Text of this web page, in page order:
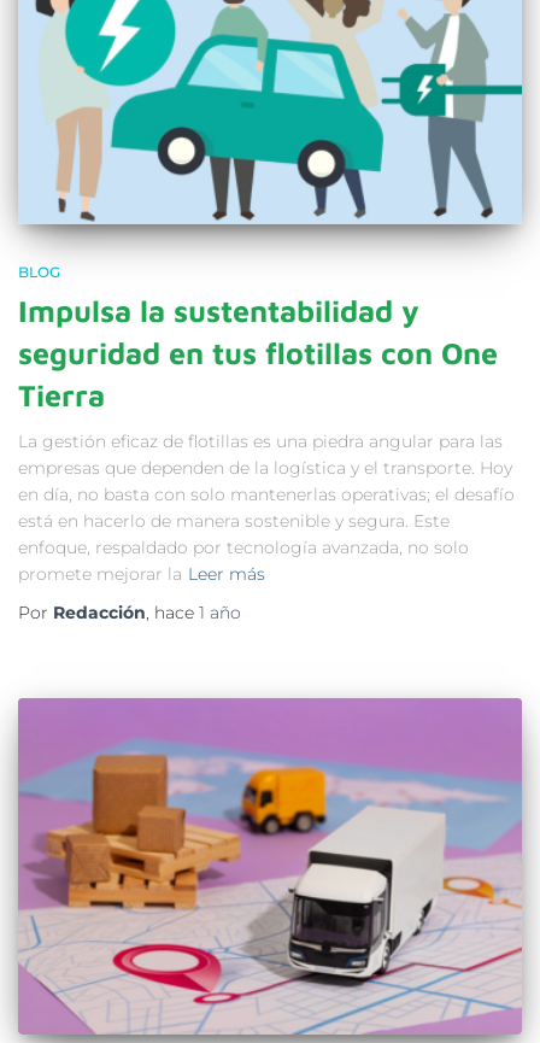
BLOG
Impulsa la sustentabilidad y
seguridad en tus flotillas con One
Tierra
La gestión eficaz de flotillas es una piedra angular para las
empresas que dependen de la logística y el transporte. Hoy
en día, no basta con solo mantenerlas operativas; el desafío
está en hacerlo de manera sostenible y segura. Este
enfoque, respaldado por tecnología avanzada, no solo
promete mejorar la Leer más
Por Redacción, hace 1 año